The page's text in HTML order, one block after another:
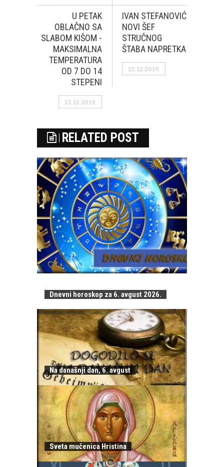
U PETAK
OBLAČNO SA
SLABOM KIŠOM -
MAKSIMALNA
TEMPERATURA
OD 7 DO 14
STEPENI
13.12.2019.
IVAN STEFANOVIĆ
NOVI ŠEF
STRUČNOG
ŠTABA NAPRETKA
13.12.2019.
RELATED POST
Dnevni horoskop za 6. avgust 2026.
Na današnji dan, 6. avgust
Sveta mučenica Hristina